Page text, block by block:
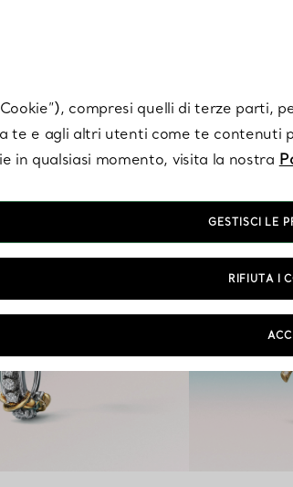
compresi quelli di terze
e agli altri utenti come te contenuti
in qualsiasi momento, visita la nostra
GESTISCI LE
RIFIUTA I